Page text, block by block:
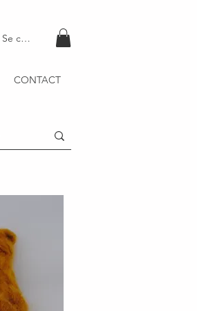
Se connecter
CONTACT